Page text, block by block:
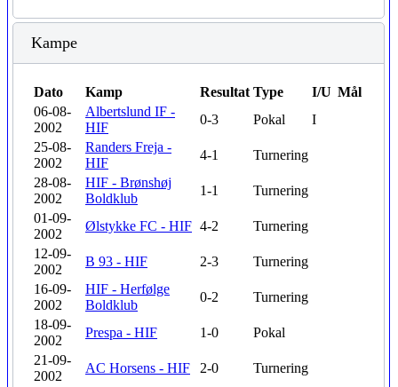
Kampe
Dato Kamp Resultat Type I/U Mål
06-08-
2002
Albertslund IF -
HIF
0-3 Pokal
I
25-08-
2002
Randers Freja -
HIF
4-1
Turnering
28-08-
2002
HIF - Brønshøj
Boldklub
1-1
Turnering
01-09-
2002
Ølstykke FC - HIF 4-2
Turnering
12-09-
2002
B 93 - HIF 2-3
Turnering
16-09-
2002
HIF - Herfølge
Boldklub
0-2
Turnering
18-09-
2002
Prespa - HIF 1-0
Pokal
21-09-
2002
AC Horsens - HIF 2-0
Turnering